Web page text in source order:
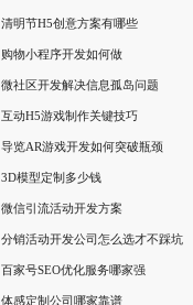
清明节H5创意方案有哪些
购物小程序开发如何做
微社区开发解决信息孤岛问题
互动H5游戏制作关键技巧
导览AR游戏开发如何突破瓶颈
3D模型定制多少钱
微信引流活动开发方案
分销活动开发公司怎么选才不踩坑
百家号SEO优化服务哪家强
体感定制公司哪家靠谱